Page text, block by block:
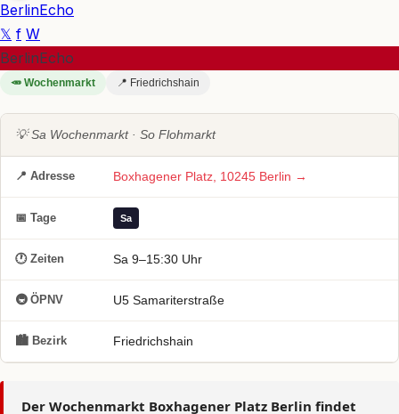
BerlinEcho
𝕏 f W
BerlinEcho
🥕 Wochenmarkt 📍 Friedrichshain
💡 Sa Wochenmarkt · So Flohmarkt
📍 Adresse Boxhagener Platz, 10245 Berlin →
📅 Tage Sa
🕐 Zeiten Sa 9–15:30 Uhr
🚇 ÖPNV U5 Samariterstraße
🏙 Bezirk Friedrichshain
Der Wochenmarkt Boxhagener Platz Berlin findet